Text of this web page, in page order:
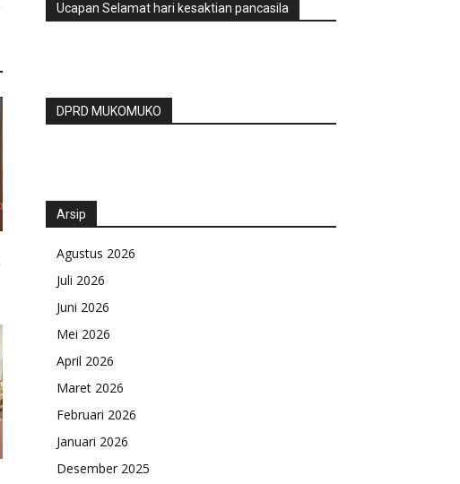
Ucapan Selamat hari kesaktian pancasila
DPRD MUKOMUKO
Arsip
Agustus 2026
Juli 2026
Juni 2026
Mei 2026
April 2026
Maret 2026
Februari 2026
Januari 2026
Desember 2025